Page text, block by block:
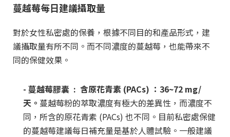
蔓越莓每日建議攝取量
對於女性私密處的保養，根據不同目的和產品形式，建
議攝取量有所不同。而不同濃度的蔓越莓，也能帶來不
同的保健效果。
- 蔓越莓膠囊 : 含原花青素 (PACs) ：36~72 mg/
天。 蔓越莓粉的萃取濃度有極大的差異性，而濃度不
同，所含的原花青素 (PACs) 也不同。目前私密處保健
的蔓越莓建議每日補充量是基於人體試驗。一般建議